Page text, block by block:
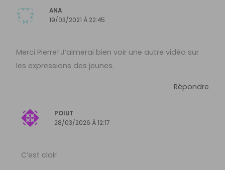
ANA
19/03/2021 À 22:45
Merci Pierre! J’aimerai bien voir une autre vidéo sur
les expressions des jeunes.
Répondre
POIUT
28/03/2026 À 12:17
C’est clair